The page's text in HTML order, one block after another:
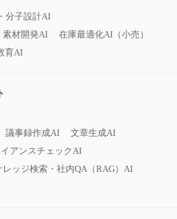
分子設計AI
素材開発AI
在庫最適化AI（小売）
育AI
議事録作成AI
文章生成AI
アンスチェックAI
レッジ検索・社内QA（RAG）AI